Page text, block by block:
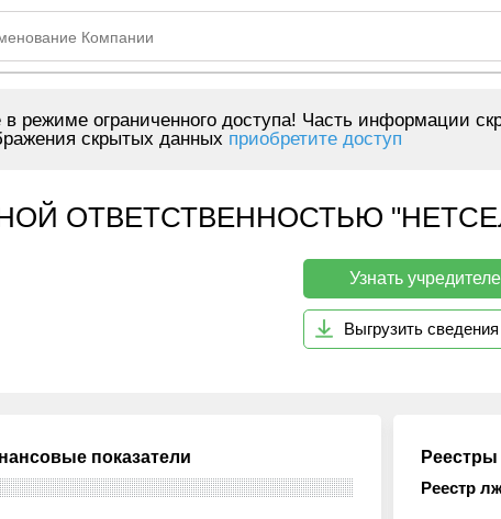
в режиме ограниченного доступа! Часть информации
скрытых данных приобретите доступ
ОТВЕТСТВЕННОСТЬЮ
Узнать
Выгрузить сведения
показатели
Реестр